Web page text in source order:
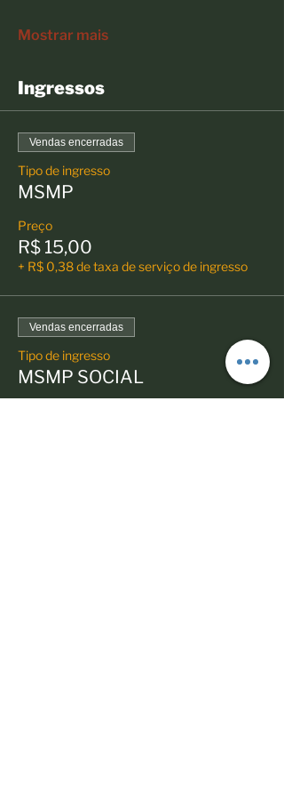
Mostrar mais
Ingressos
Vendas encerradas
Tipo de ingresso
MSMP
Preço
R$ 15,00
+ R$ 0,38 de taxa de serviço de ingresso
Vendas encerradas
Tipo de ingresso
MSMP SOCIAL